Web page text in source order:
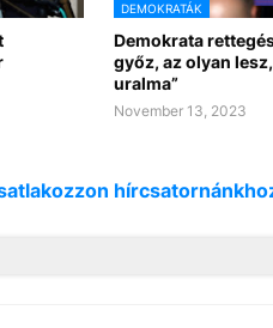
DEMOKRATÁK
Demokrata
győz, az olyan
uralma”
November 13, 2023